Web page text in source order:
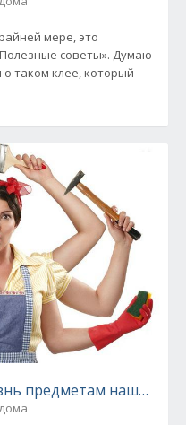
мере, это
советы». Думаю
таком клее, который
предметам нашего